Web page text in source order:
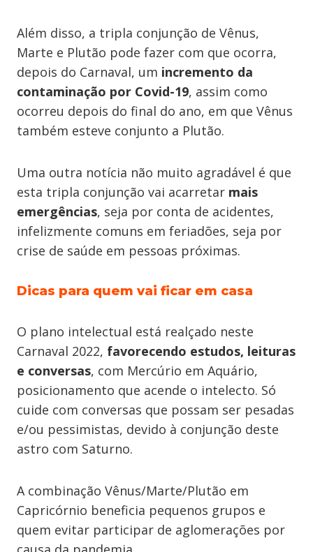
Além disso, a tripla conjunção de Vênus,
Marte e Plutão pode fazer com que ocorra,
depois do Carnaval, um incremento da
contaminação por Covid-19, assim como
ocorreu depois do final do ano, em que Vênus
também esteve conjunto a Plutão.
Uma outra notícia não muito agradável é que
esta tripla conjunção vai acarretar mais
emergências, seja por conta de acidentes,
infelizmente comuns em feriadões, seja por
crise de saúde em pessoas próximas.
Dicas para quem vai ficar em casa
O plano intelectual está realçado neste
Carnaval 2022, favorecendo estudos, leituras
e conversas, com Mercúrio em Aquário,
posicionamento que acende o intelecto. Só
cuide com conversas que possam ser pesadas
e/ou pessimistas, devido à conjunção deste
astro com Saturno.
A combinação Vênus/Marte/Plutão em
Capricórnio beneficia pequenos grupos e
quem evitar participar de aglomerações por